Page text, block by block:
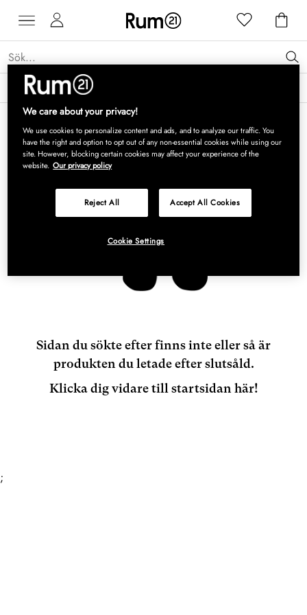
Få 15 % rabatt på Grythyttan Stålmöbler* →
Sidan du sökte efter finns inte eller så är
produkten du letade efter slutsåld.
Klicka dig vidare till startsidan här!
;
We care about your privacy!
We use cookies to personalize content and ads, and to analyze our traffic. You
have the right and option to opt out of any non-essential cookies while using our
site. However, blocking certain cookies may affect your experience of the
website. Our privacy policy
Reject All Accept All Cookies
Cookie Settings